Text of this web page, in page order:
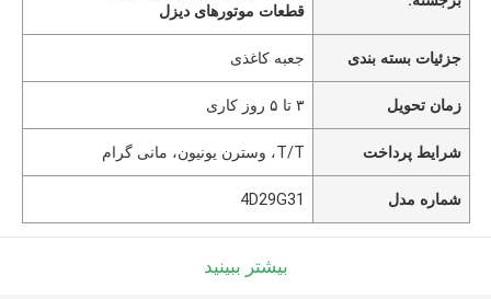
قطعات موتورهای دیزل
جزئیات بسته بندی جعبه کاغذی
زمان تحویل ۳ تا ۵ روز کاری
شرایط پرداخت T/T، وسترن یونیون، مانی گرام
شماره مدل 4D29G31
بیشتر ببینید